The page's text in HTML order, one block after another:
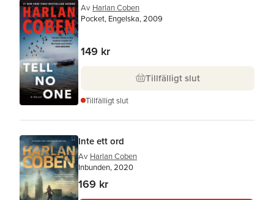
Av Harlan Coben
Pocket, Engelska, 2009
149 kr
Tillfälligt slut
Tillfälligt slut
Inte ett ord
Av Harlan Coben
Inbunden, 2020
169 kr